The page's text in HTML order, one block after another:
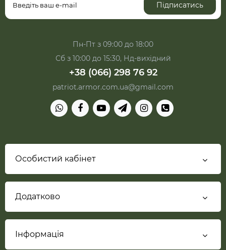
Підписатись
Пн-Пт з 09:00 до 18:00
Сб з 10:00 до 15:30, Нд-вихідний
+38 (066) 298 76 92
patriot.armor.com.ua@gmail.com
Особистий кабінет
Додатково
Інформація